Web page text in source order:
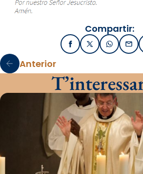
Compartir:
FacebookX / Twitter
Anterior